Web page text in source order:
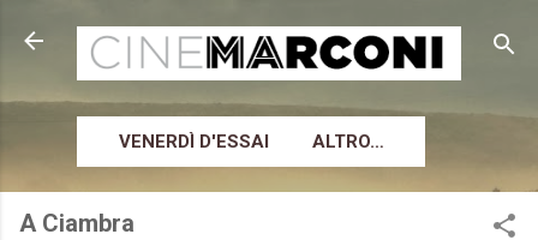
Passa ai contenuti principali
VENERDÌ D'ESSAI ALTRO…
A Ciambra